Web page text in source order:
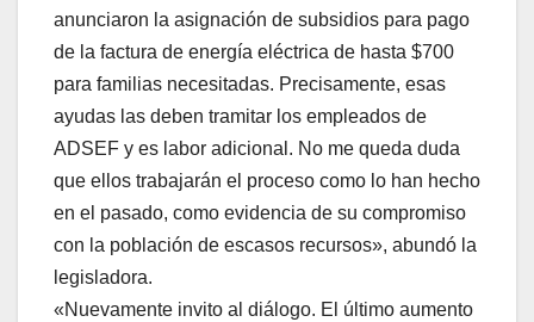
anunciaron la asignación de subsidios para pago
de la factura de energía eléctrica de hasta $700
para familias necesitadas. Precisamente, esas
ayudas las deben tramitar los empleados de
ADSEF y es labor adicional. No me queda duda
que ellos trabajarán el proceso como lo han hecho
en el pasado, como evidencia de su compromiso
con la población de escasos recursos», abundó la
legisladora.
«Nuevamente invito al diálogo. El último aumento